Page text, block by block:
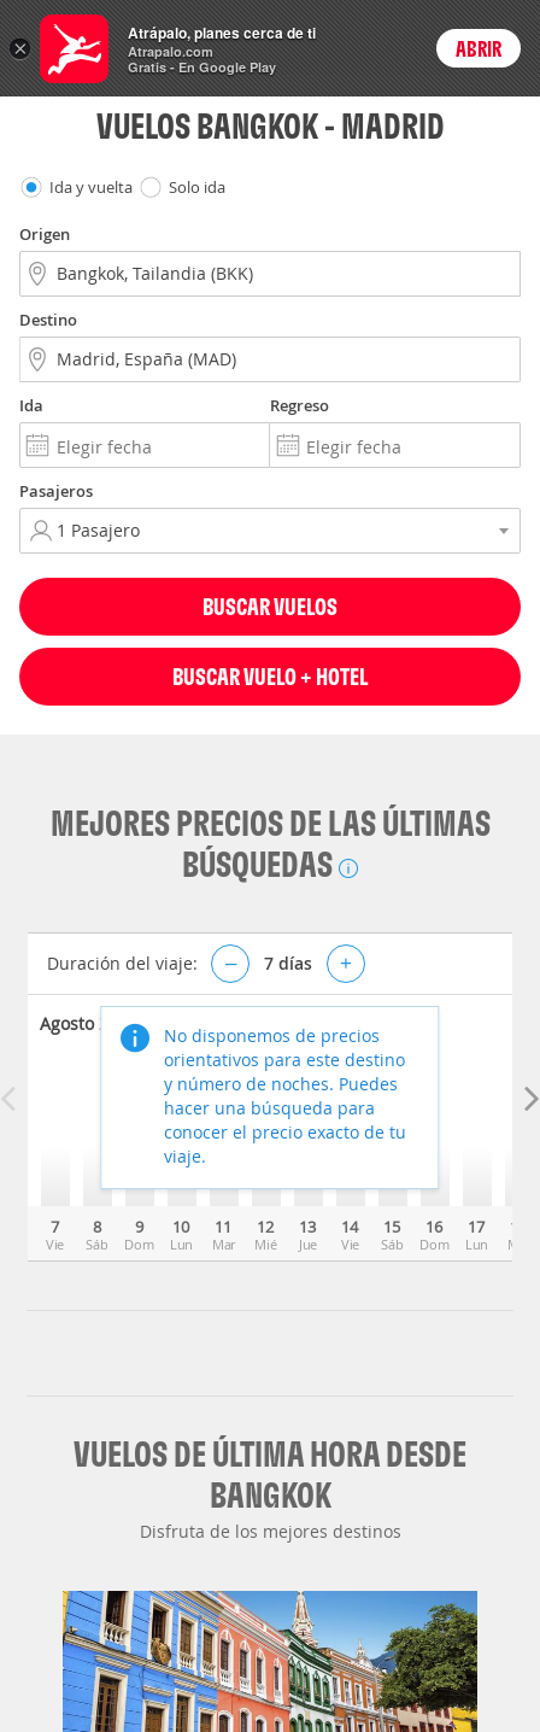
Vuelos Login
VUELOS BANGKOK - MADRID
Ida y vuelta Solo ida
Origen
Destino
Ida Regreso
Pasajeros
BUSCAR VUELOS
BUSCAR VUELO + HOTEL
MEJORES PRECIOS DE LAS ÚLTIMAS
BÚSQUEDAS
Duración del viaje: – 7 días +
Agosto 2026
7
Vie
8
Sáb
9
Dom
10
Lun
11
Mar
12
Mié
13
Jue
14
Vie
15
Sáb
16
Dom
17
Lun
18
Mar
No disponemos de precios
orientativos para este destino
y número de noches. Puedes
hacer una búsqueda para
conocer el precio exacto de tu
viaje.
VUELOS DE ÚLTIMA HORA DESDE
BANGKOK
Disfruta de los mejores destinos
×
Atrápalo, planes cerca de ti
Atrapalo.com
Gratis - En Google Play
ABRIR